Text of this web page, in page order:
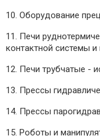
10. Оборудование
11. Печи
контактной системы
12. Печи трубчатые -
13. Прессы
14. Прессы
15. Роботы и